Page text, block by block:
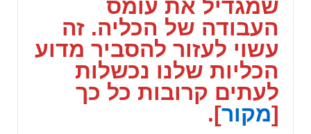
שמגדיל את עומס
העבודה של הכליה. זה
עשוי לעזור להסביר מדוע
הכליות שלנו נכשלות
לעתים קרובות כל כך
[מקור].